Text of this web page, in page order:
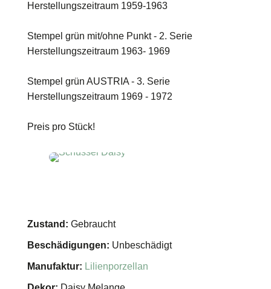
Herstellungszeitraum 1959-1963
Stempel grün mit/ohne Punkt - 2. Serie
Herstellungszeitraum 1963- 1969
Stempel grün AUSTRIA - 3. Serie
Herstellungszeitraum 1969 - 1972
Preis pro Stück!
Zustand: Gebraucht
Beschädigungen: Unbeschädigt
Manufaktur: Lilienporzellan